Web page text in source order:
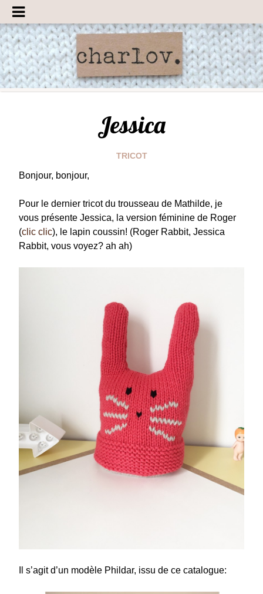
Jessica
TRICOT
Bonjour, bonjour,
Pour le dernier tricot du trousseau de Mathilde, je
vous présente Jessica, la version féminine de Roger
(clic clic), le lapin coussin! (Roger Rabbit, Jessica
Rabbit, vous voyez? ah ah)
Il s’agit d’un modèle Phildar, issu de ce catalogue: